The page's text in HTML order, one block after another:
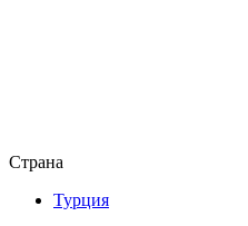
Страна
Турция